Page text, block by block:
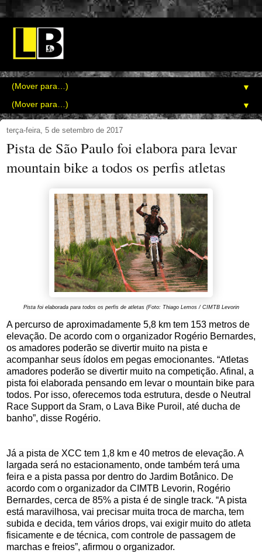
▼
▼
terça-feira, 5 de setembro de 2017
Pista de São Paulo foi elabora para levar
mountain bike a todos os perfis atletas
Pista foi elaborada para todos os perfis de atletas (Foto: Thiago Lemos / CIMTB Levorin
A percurso de aproximadamente 5,8 km tem 153 metros de
elevação. De acordo com o organizador Rogério Bernardes,
os amadores poderão se divertir muito na pista e
acompanhar seus ídolos em pegas emocionantes. “Atletas
amadores poderão se divertir muito na competição. Afinal, a
pista foi elaborada pensando em levar o mountain bike para
todos. Por isso, oferecemos toda estrutura, desde o Neutral
Race Support da Sram, o Lava Bike Puroil, até ducha de
banho”, disse Rogério.
Já a pista de XCC tem 1,8 km e 40 metros de elevação. A
largada será no estacionamento, onde também terá uma
feira e a pista passa por dentro do Jardim Botânico. De
acordo com o organizador da CIMTB Levorin, Rogério
Bernardes, cerca de 85% a pista é de single track. “A pista
está maravilhosa, vai precisar muita troca de marcha, tem
subida e decida, tem vários drops, vai exigir muito do atleta
fisicamente e de técnica, com controle de passagem de
marchas e freios”, afirmou o organizador.